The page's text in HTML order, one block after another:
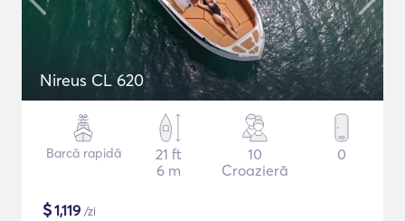
Nireus CL 620
Barcă rapidă
21 ft
6 m
10
Croazieră
0
$1,119 /zi